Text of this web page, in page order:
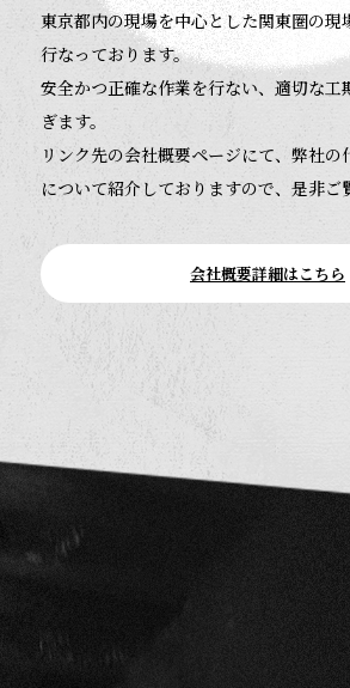
東京都内の現場を中心とした関東圏の現
行なっております。
安全かつ正確な作業を行ない、適切な工
ぎます。
リンク先の会社概要ページにて、弊社の
について紹介しておりますので、是非ご
会社概要詳細はこちら